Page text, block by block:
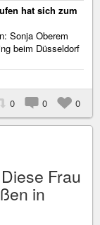
hat sich zum
Sonja Oberem
beim Düsseldorf
0 0 0
Frau
in